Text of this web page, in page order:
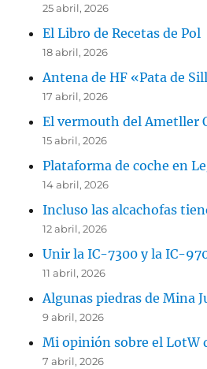
25 abril, 2026
El Libro de Recetas de Pol
18 abril, 2026
Antena de HF «Pata de
17 abril, 2026
El vermouth del Ametller
15 abril, 2026
Plataforma de coche en
14 abril, 2026
Incluso las alcachofas
12 abril, 2026
Unir la IC-7300 y la IC-
11 abril, 2026
Algunas piedras de Mina
9 abril, 2026
Mi opinión sobre el LotW
7 abril, 2026